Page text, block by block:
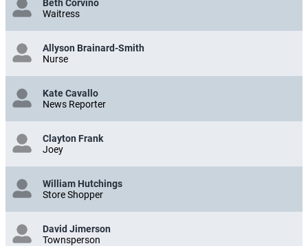
Beth Corvino
Waitress
Allyson Brainard-Smith
Nurse
Kate Cavallo
News Reporter
Clayton Frank
Joey
William Hutchings
Store Shopper
David Jimerson
Townsperson